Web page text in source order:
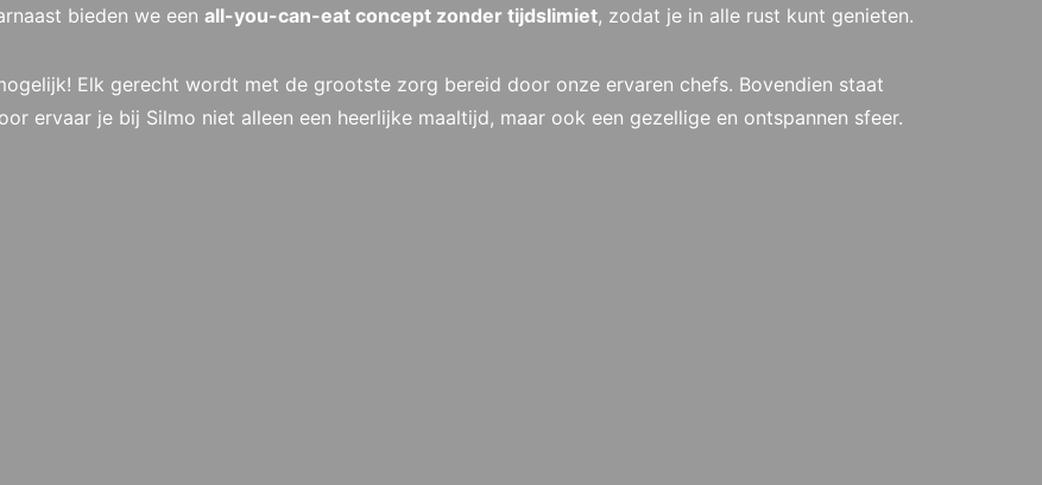
bieden we een all-you-can-eat concept zonder tijdslimiet, zodat je in alle rust kunt genieten.
Elk gerecht wordt met de grootste zorg bereid door onze ervaren chefs. Bovendien staat
ervaar je bij Silmo niet alleen een heerlijke maaltijd, maar ook een gezellige en ontspannen sfeer.